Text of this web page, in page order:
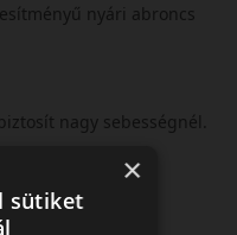
nyári abroncs
nagy sebességnél.
×
sütiket